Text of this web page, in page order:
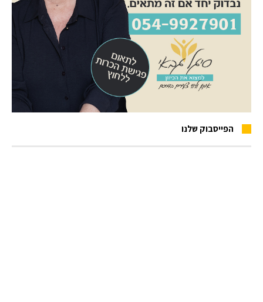
הפייסבוק שלנו